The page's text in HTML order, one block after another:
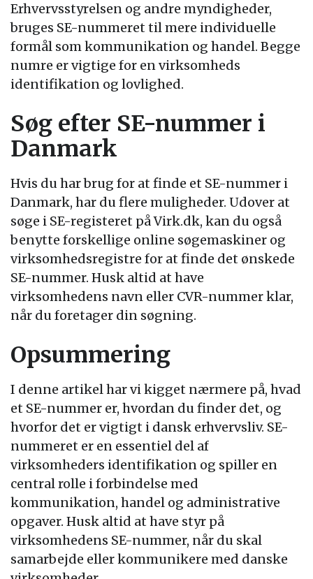
Erhvervsstyrelsen og andre myndigheder,
bruges SE-nummeret til mere individuelle
formål som kommunikation og handel. Begge
numre er vigtige for en virksomheds
identifikation og lovlighed.
Søg efter SE-nummer i
Danmark
Hvis du har brug for at finde et SE-nummer i
Danmark, har du flere muligheder. Udover at
søge i SE-registeret på Virk.dk, kan du også
benytte forskellige online søgemaskiner og
virksomhedsregistre for at finde det ønskede
SE-nummer. Husk altid at have
virksomhedens navn eller CVR-nummer klar,
når du foretager din søgning.
Opsummering
I denne artikel har vi kigget nærmere på, hvad
et SE-nummer er, hvordan du finder det, og
hvorfor det er vigtigt i dansk erhvervsliv. SE-
nummeret er en essentiel del af
virksomheders identifikation og spiller en
central rolle i forbindelse med
kommunikation, handel og administrative
opgaver. Husk altid at have styr på
virksomhedens SE-nummer, når du skal
samarbejde eller kommunikere med danske